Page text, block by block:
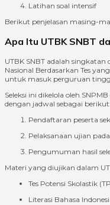
Latihan soal intensif
Berikut penjelasan masing-
Apa Itu UTBK SNBT
UTBK SNBT adalah singkatan
Nasional Berdasarkan Tes
untuk masuk perguruan
Seleksi ini dikelola oleh
dengan jadwal sebagai berikut:
Pendaftaran peserta
Pelaksanaan ujian
Pengumuman hasil
Materi yang diujikan dalam
Tes Potensi Skolastik
Literasi Bahasa